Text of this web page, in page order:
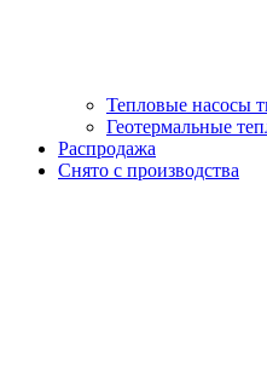
Тепловые насосы
Геотермальные
Распродажа
Снято с производства